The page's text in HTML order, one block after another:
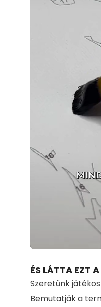
ÉS LÁTTA EZT
Szeretünk
Bemutatják a